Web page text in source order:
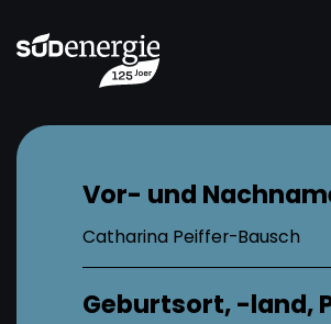
Vor- und
Catharina Peiffer-Bausch
Geburtsort, -land,